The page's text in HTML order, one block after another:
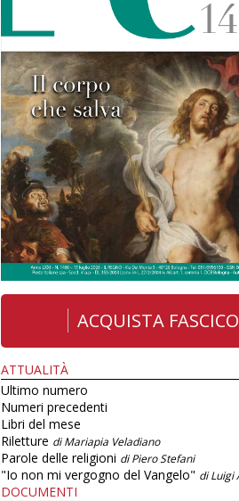
ACQUISTA
ATTUALITÀ
Ultimo numero
Numeri precedenti
Libri del mese
Riletture di Mariapia Veladiano
Parole delle religioni di Piero Stefani
"Io non mi vergogno del Vangelo" di Luigi
DOCUMENTI